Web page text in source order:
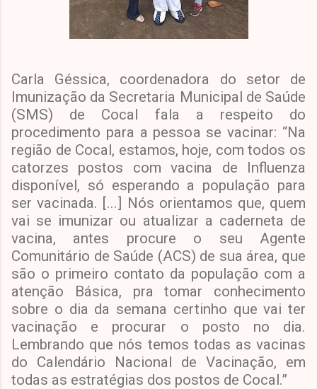
Carla Géssica, coordenadora do setor de
Imunização da Secretaria Municipal de Saúde
(SMS) de Cocal fala a respeito do
procedimento para a pessoa se vacinar: “Na
região de Cocal, estamos, hoje, com todos os
catorzes postos com vacina de Influenza
disponível, só esperando a população para
ser vacinada. [...] Nós orientamos que, quem
vai se imunizar ou atualizar a caderneta de
vacina, antes procure o seu Agente
Comunitário de Saúde (ACS) de sua área, que
são o primeiro contato da população com a
atenção Básica, pra tomar conhecimento
sobre o dia da semana certinho que vai ter
vacinação e procurar o posto no dia.
Lembrando que nós temos todas as vacinas
do Calendário Nacional de Vacinação, em
todas as estratégias dos postos de Cocal.”